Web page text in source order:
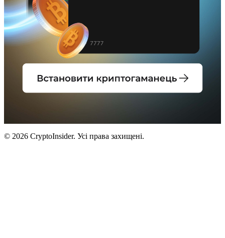
© 2026 CryptoInsider. Усі права захищені.